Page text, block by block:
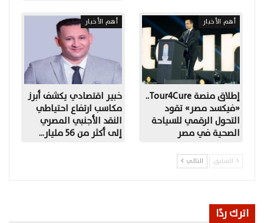
أهم الأخبار
إطلاق منصة Tour4Cure..
«فيكسد مصر» تقود
التحول الرقمي للسياحة
الصحية في مصر
أهم الأخبار
خبير اقتصادي يكشف أبرز
مكاسب ارتفاع احتياطي
النقد الأجنبي المصري
إلى أكثر من 56 مليار…
السابق التالي
اترك ردًا